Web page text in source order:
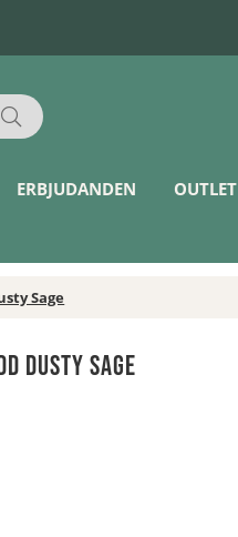
ERBJUDANDEN OUTLET
Sage
Dusty Sage